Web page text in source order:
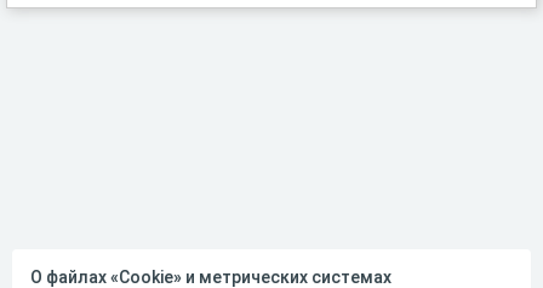
О файлах «Cookie» и метрических системах